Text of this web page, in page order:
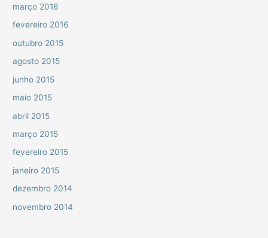
março 2016
fevereiro 2016
outubro 2015
agosto 2015
junho 2015
maio 2015
abril 2015
março 2015
fevereiro 2015
janeiro 2015
dezembro 2014
novembro 2014